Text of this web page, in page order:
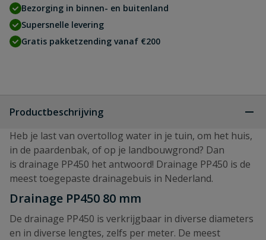
Bezorging in binnen- en buitenland
Supersnelle levering
Gratis pakketzending vanaf €200
Productbeschrijving
Heb je last van overtollog water in je tuin, om het huis,
in de paardenbak, of op je landbouwgrond? Dan
is drainage PP450 het antwoord! Drainage PP450 is de
meest toegepaste drainagebuis in Nederland.
Drainage PP450 80 mm
De drainage PP450 is verkrijgbaar in diverse diameters
en in diverse lengtes, zelfs per meter. De meest